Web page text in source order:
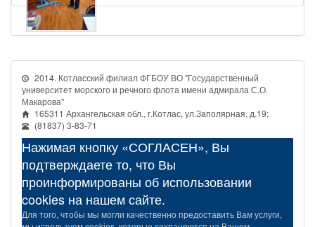
2014. Котласский филиал ФГБОУ ВО "Государственный
университет морского и речного флота имени адмирала С.О.
Макарова"
165311 Архангельская обл., г.Котлас, ул.Заполярная, д.19;
(81837) 3-83-71
Нажимая кнопку «СОГЛАСЕН», Вы
подтверждаете то, что Вы
проинформированы об использовании
cookies на нашем сайте.
Для того, чтобы мы могли качественно предоставить Вам услуги,